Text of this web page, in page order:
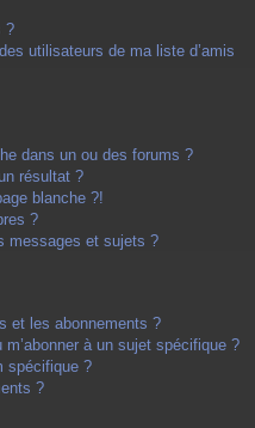
?
utilisateurs de ma liste d’amis
dans un ou des forums ?
résultat ?
blanche ?!
?
messages et sujets ?
et les abonnements ?
à un sujet spécifique ?
spécifique ?
?